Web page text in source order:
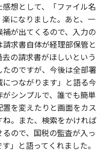
想として、「ファイル名
になりました。あと、一
が出てくるので、入力の
求書自体が経理部保管と
の請求書がほしいという
のですが、今後は全部署
つながります」と語る今
シンプルで、誰でも簡単
を変えたりと画面をカス
。また、検索をかければ
ので、国税の監査が入っ
」と語ってくれました。